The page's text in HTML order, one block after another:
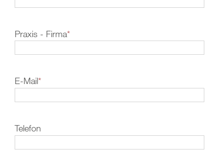
Praxis - Firma*
E-Mail*
Telefon